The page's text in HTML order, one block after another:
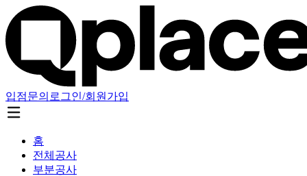
입점문의 로그인/회원가입
홈
전체공사
부분공사